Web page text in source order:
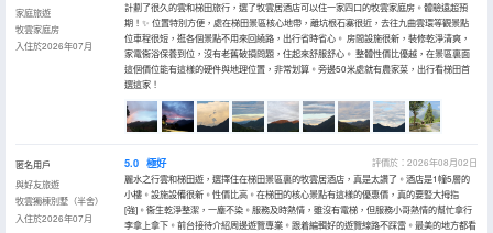
家庭旅遊
牧雲家庭房
入住於2026年07月
計劃了很久的雲和梯田旅行，選了牧雲居酒店可以住一家四口的牧雲家庭房。體驗遠超預
期！✨ 位置特別方便，處在梯田景區核心地帶，離坑根石寨很近，去往九曲雲環等觀景點
位車程很短，逛各個景點不用來回繞路，出行省時省心。 房間設施很新，裝修乾淨清爽，
家電衞浴保養到位，沒有老舊破損問題，住起來舒服舒心。 整體性價比優越，在景區裏面
這個價位能有這樣的硬件與地理位置，非常划算。旁邊50米處就有農家菜，出行看梯田首
選這家！
匿名用戶
與好友旅遊
牧雲獨棟別墅（半舍）
入住於2026年07月
5.0 極好
評價於：2026年08月02日
麗水之行雲和梯田遊，選擇住在梯田景區裏的牧雲居酒店，真是太讚了。酒店是1幢5層的
小樓。設施設備很新。性價比高。在梯田的核心景點有這樣的優惠價，真的要豎大拇指
[強]。衞生乾淨整潔，一塵不染。服務及時熱情，雖沒有電梯，但服務小哥熱情的幫忙拿行
李拿上拿下。前台接待介紹周邊遊覽專業。跟着編輯好的遊覽線路不踩雷。最美的地方都看